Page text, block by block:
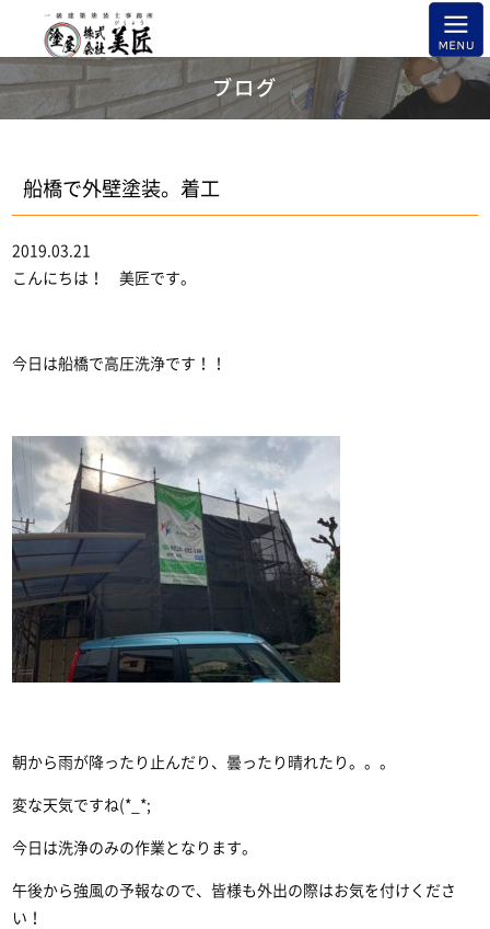
ブログ
船橋で外壁塗装。着工
2019.03.21
こんにちは！ 美匠です。
今日は船橋で高圧洗浄です！！
朝から雨が降ったり止んだり、曇ったり晴れたり。。。
変な天気ですね(*_*;
今日は洗浄のみの作業となります。
午後から強風の予報なので、皆様も外出の際はお気を付けくださ
い！